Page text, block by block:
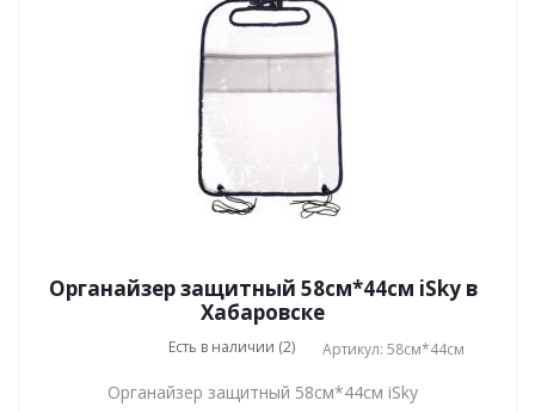
Органайзер защитный 58см*44см iSky в
Хабаровске
Есть в наличии (2) Артикул: 58см*44см
Органайзер защитный 58см*44см iSky